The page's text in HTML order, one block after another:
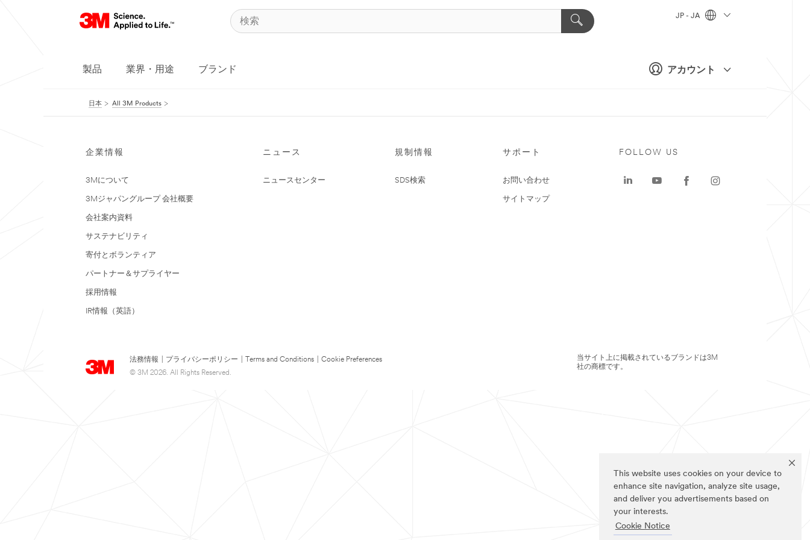
This website uses cookies on your device to
enhance site navigation, analyze site usage,
and deliver you advertisements based on
your interests.
Cookie Notice
アカウント
JP - JA
製品 業界・用途 ブランド
日本 All 3M Products
企業情報
3Mについて
3Mジャパングループ 会社概要
会社案内資料
サステナビリティ
寄付とボランティア
パートナー＆サプライヤー
採用情報
IR情報（英語）
ニュース
ニュースセンター
規制情報
SDS検索
サポート
お問い合わせ
サイトマップ
法務情報 プライバシーポリシー Terms and Conditions
Cookie Preferences
© 3M 2026. All Rights Reserved.
FOLLOW US
当サイト上に掲載されているブランドは3M
社の商標です。